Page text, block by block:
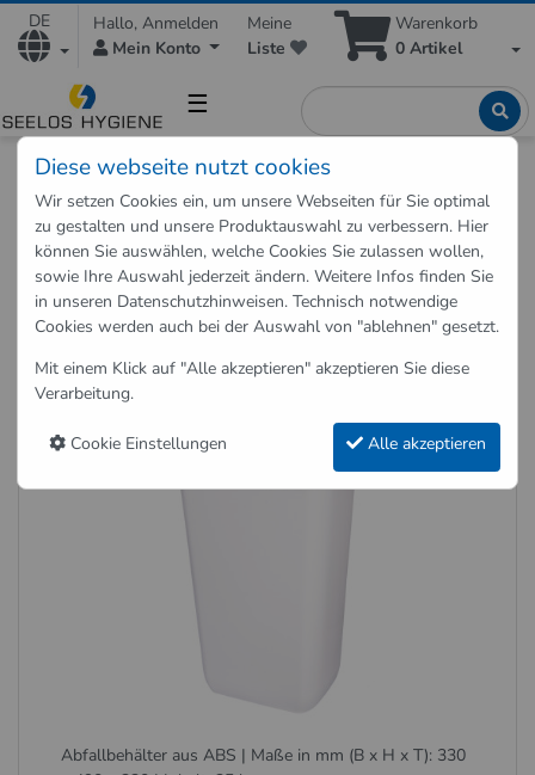
DE
Hallo, Anmelden
Mein Konto
Meine
Liste
Warenkorb
0 Artikel
☰
Shop Zubehör Abfalleimer Weiß 25 Liter Inhalt
Zurück zu "Zubehör"
Abfalleimer Weiß 25 Liter Inhalt
Art.-Nr.: ME742-25W
Abfallbehälter aus ABS | Maße in mm (B x H x T): 330
Diese webseite nutzt cookies
Wir setzen Cookies ein, um unsere Webseiten für Sie optimal
zu gestalten und unsere Produktauswahl zu verbessern. Hier
können Sie auswählen, welche Cookies Sie zulassen wollen,
sowie Ihre Auswahl jederzeit ändern. Weitere Infos finden Sie
in unseren Datenschutzhinweisen. Technisch notwendige
Cookies werden auch bei der Auswahl von "ablehnen" gesetzt.
Mit einem Klick auf "Alle akzeptieren" akzeptieren Sie diese
Verarbeitung.
Cookie Einstellungen Alle akzeptieren